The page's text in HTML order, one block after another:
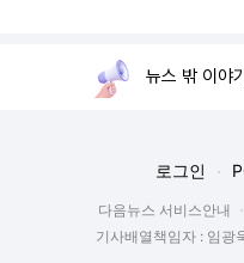
뉴스 밖 이야
로그인
다음뉴스 서비스안내
기사배열책임자 : 임광